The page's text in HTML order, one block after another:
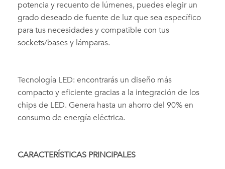
potencia y recuento de lúmenes, puedes elegir un
grado deseado de fuente de luz que sea específico
para tus necesidades y compatible con tus
sockets/bases y lámparas.
Tecnología LED: encontrarás un diseño más
compacto y eficiente gracias a la integración de los
chips de LED. Genera hasta un ahorro del 90% en
consumo de energía eléctrica.
CARACTERÍSTICAS PRINCIPALES